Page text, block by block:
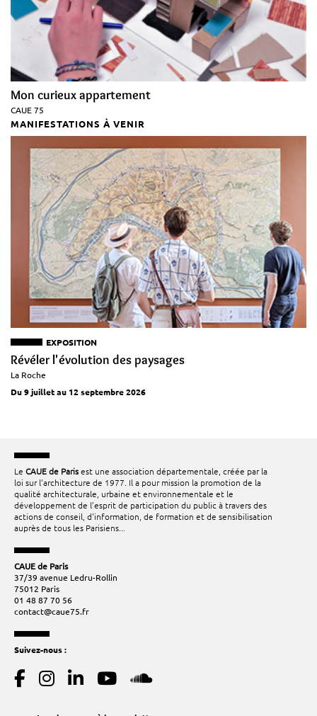
Mon curieux appartement
CAUE 75
MANIFESTATIONS À VENIR
EXPOSITION
Révéler l'évolution des paysages
La Roche
Du 9 juillet au 12 septembre 2026
Le CAUE de Parisest une association départementale, créée par la
loi sur l’architecture de 1977. Il a pour mission la promotion de la
qualité architecturale, urbaine et environnementale et le
développement de l’esprit de participation du public à travers des
actions de conseil, d'information, de formation et de sensibilisation
auprès de tous les Parisiens...
CAUE de Paris
37/39 avenue Ledru-Rollin
75012 Paris
01 48 87 70 56
contact@caue75.fr
Suivez-nous :